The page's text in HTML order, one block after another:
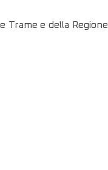
Trame e della Regione